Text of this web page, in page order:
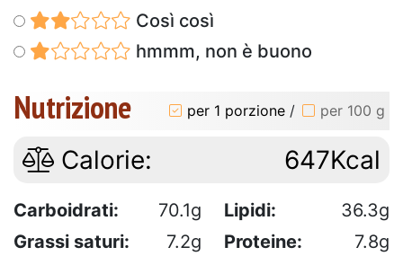
Così così
hmmm, non è buono
Nutrizione per 1 porzione / per 100 g
Calorie: 647Kcal
Carboidrati: 70.1g Lipidi:
36.3g
Grassi saturi:
7.2g Proteine:
7.8g